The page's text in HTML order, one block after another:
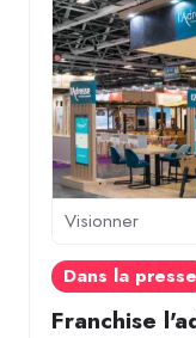
Visionner
Dans la presse
Franchise